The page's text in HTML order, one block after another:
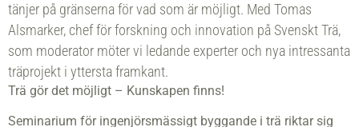
tänjer på gränserna för vad som är möjligt. Med Tomas
Alsmarker, chef för forskning och innovation på Svenskt Trä,
som moderator möter vi ledande experter och nya intressanta
träprojekt i yttersta framkant.
Trä gör det möjligt – Kunskapen finns!
Seminarium för ingenjörsmässigt byggande i trä riktar sig